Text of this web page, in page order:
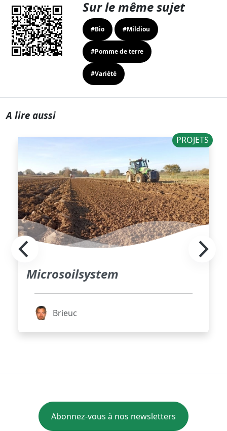
Sur le même sujet
#Bio #Mildiou
#Pomme de terre
#Variété
A lire aussi
PROJETS
Microsoilsystem
Brieuc
Abonnez-vous à nos newsletters